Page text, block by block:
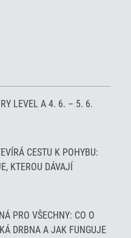
LEVEL A 4. 6. – 5. 6.
CESTU K POHYBU:
KTEROU DÁVAJÍ
PRO VŠECHNY: CO O
DRBNA A JAK FUNGUJE